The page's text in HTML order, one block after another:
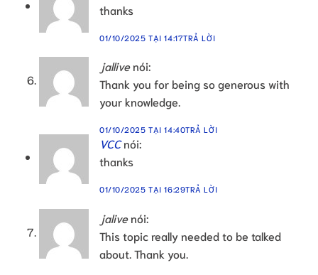
thanks
01/10/2025 TẠI 14:17TRẢ LỜI
jallive nói:
Thank you for being so generous with
your knowledge.
01/10/2025 TẠI 14:40TRẢ LỜI
VCC nói:
thanks
01/10/2025 TẠI 16:29TRẢ LỜI
jalive nói:
This topic really needed to be talked
about. Thank you.